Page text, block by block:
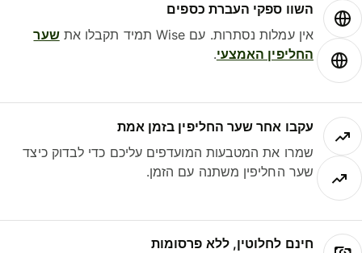
השוו ספקי העברת כספים
אין עמלות נסתרות. עם Wise תמיד תקבלו את
שער
החליפין האמצעי.
עקבו אחר שער החליפין בזמן אמת
שמרו את המטבעות המועדפים עליכם כדי לבדוק כיצד
שער החליפין משתנה עם הזמן.
חינם לחלוטין, ללא פרסומות